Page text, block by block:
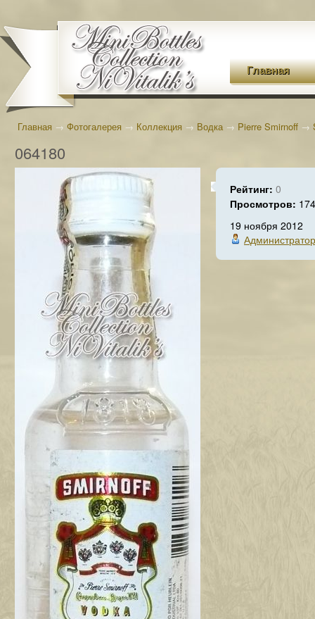
Главная
Главная → Фотогалерея → Коллекция → Водка→ Pierre Smirnoff →
064180
Рейтинг: 0
Просмотров:
19 ноября 2012
Администратор